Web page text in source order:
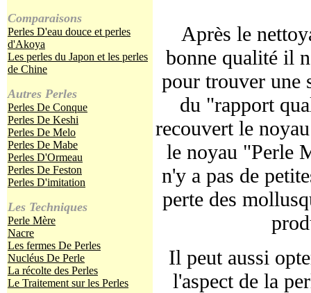
Comparaisons
Perles D'eau douce et perles
d'Akoya
Les perles du Japon et les perles
de Chine
Autres Perles
Perles De Conque
Perles De Keshi
Perles De Melo
Perles De Mabe
Perles D'Ormeau
Perles De Feston
Perles D'imitation
Les Techniques
Perle Mère
Nacre
Les fermes De Perles
Nucléus De Perle
La récolte des Perles
Le Traitement sur les Perles
Après le
bonne qualité il
pour trouver une
du "rapport
recouvert le
le noyau "Perle
n'y a pas de
perte des
Il peut aussi
l'aspect de la